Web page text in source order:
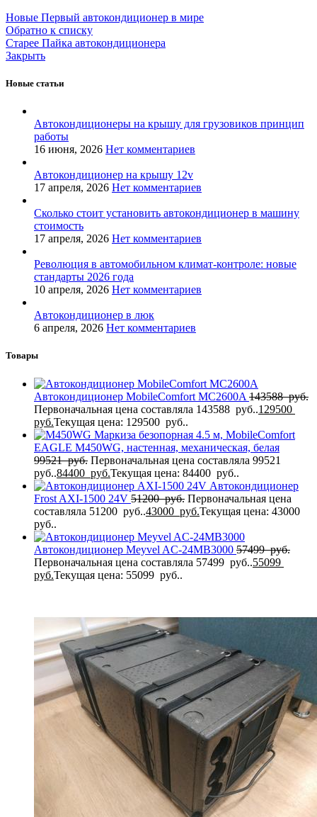
Новые Первый автокондиционер в мире
Обратно к списку
Старее Пайка автокондиционера
Закрыть
Новые статьи
Автокондиционеры на крышу для грузовиков принцип
работы
16 июня, 2026 Нет комментариев
Автокондиционер на крышу 12v
17 апреля, 2026 Нет комментариев
Сколько стоит установить автокондиционер в машину
стоимость
17 апреля, 2026 Нет комментариев
Революция в автомобильном климат-контроле: новые
стандарты 2026 года
10 апреля, 2026 Нет комментариев
Автокондиционер в люк
6 апреля, 2026 Нет комментариев
Товары
Автокондиционер MobileComfort MC2600A 143588руб.
Первоначальная цена составляла 143588 руб..129500
руб.Текущая цена: 129500 руб..
Маркиза безопорная 4.5 м, MobileComfort
EAGLE M450WG, настенная, механическая, белая
99521руб. Первоначальная цена составляла 99521
руб..84400 руб.Текущая цена: 84400 руб..
Автокондиционер
Frost AXI-1500 24V 51200руб. Первоначальная цена
составляла 51200 руб..43000 руб.Текущая цена: 43000
руб..
Автокондиционер Meyvel AC-24MB3000 57499руб.
Первоначальная цена составляла 57499 руб..55099
руб.Текущая цена: 55099 руб..